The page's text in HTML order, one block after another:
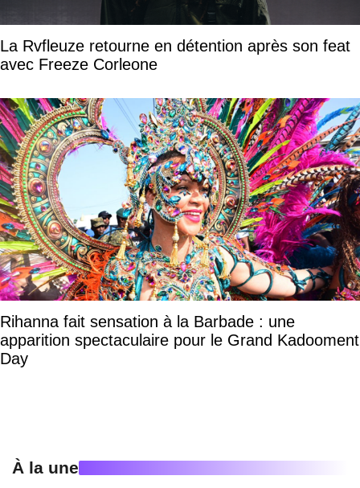
La Rvfleuze retourne en détention après son feat
avec Freeze Corleone
Rihanna fait sensation à la Barbade : une
apparition spectaculaire pour le Grand Kadooment
Day
À la une